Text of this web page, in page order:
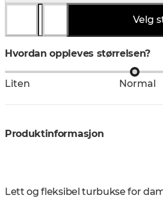
Velg
Hvordan oppleves størrelsen?
Liten Normal
Produktinformasjon
Lett og fleksibel turbukse for